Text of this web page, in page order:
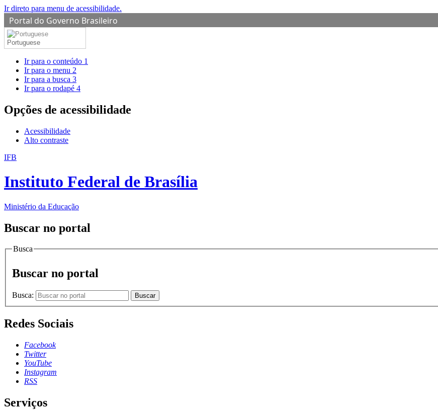
Ir direto para menu de acessibilidade.
Portal do Governo Brasileiro
Portuguese
Ir para o conteúdo 1
Ir para o menu 2
Ir para a busca 3
Ir para o rodapé 4
Opções de acessibilidade
Acessibilidade
Alto contraste
IFB
Instituto Federal de Brasília
Ministério da Educação
Buscar no portal
Busca
Buscar no portal
Busca: Buscar
Redes Sociais
Facebook
Twitter
YouTube
Instagram
RSS
Serviços